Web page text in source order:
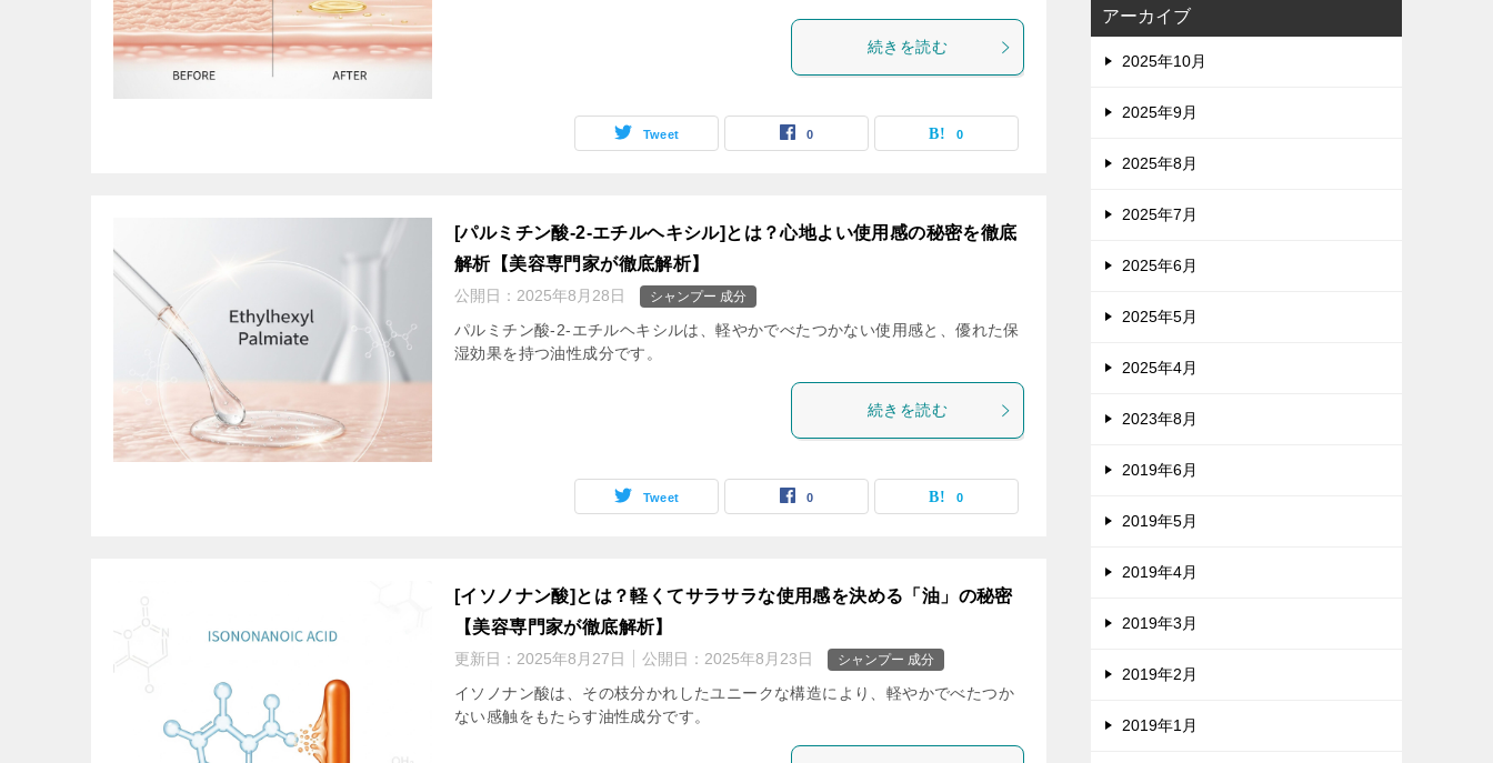
続きを読む
Tweet 0 0
[パルミチン酸-2-エチルヘキシル]とは？心地よい使用感の秘密を徹底
解析【美容専門家が徹底解析】
公開日： 2025年8月28日 シャンプー 成分
パルミチン酸-2-エチルヘキシルは、軽やかでべたつかない使用感と、優れた保
湿効果を持つ油性成分です。
続きを読む
Tweet 0 0
[イソノナン酸]とは？軽くてサラサラな使用感を決める「油」の秘密
【美容専門家が徹底解析】
更新日： 2025年8月27日 公開日： 2025年8月23日 シャンプー 成分
イソノナン酸は、その枝分かれしたユニークな構造により、軽やかでべたつか
ない感触をもたらす油性成分です。
アーカイブ
2025年10月
2025年9月
2025年8月
2025年7月
2025年6月
2025年5月
2025年4月
2023年8月
2019年6月
2019年5月
2019年4月
2019年3月
2019年2月
2019年1月